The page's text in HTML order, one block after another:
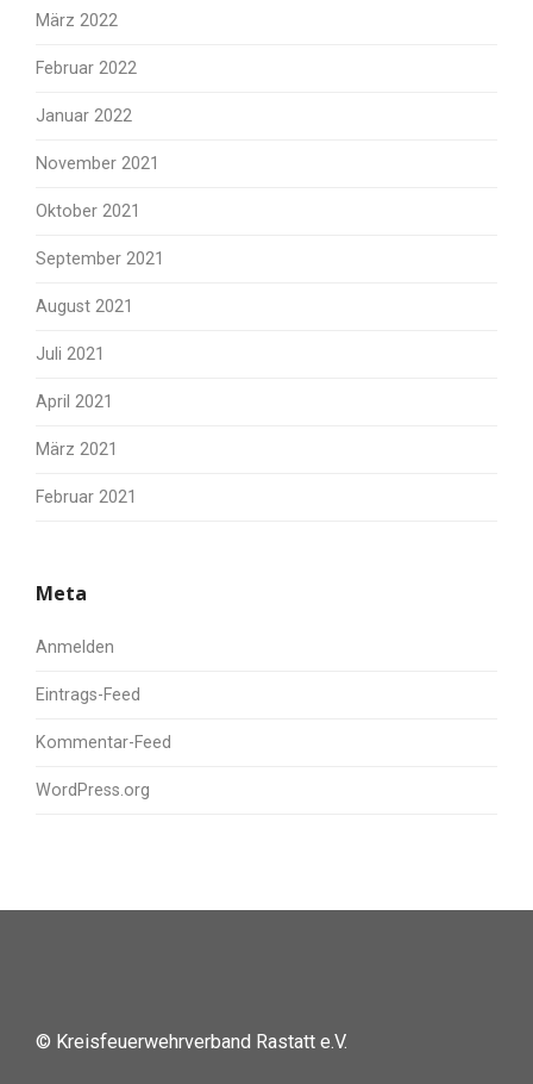
März 2022
Februar 2022
Januar 2022
November 2021
Oktober 2021
September 2021
August 2021
Juli 2021
April 2021
März 2021
Februar 2021
Meta
Anmelden
Eintrags-Feed
Kommentar-Feed
WordPress.org
© Kreisfeuerwehrverband Rastatt e.V.